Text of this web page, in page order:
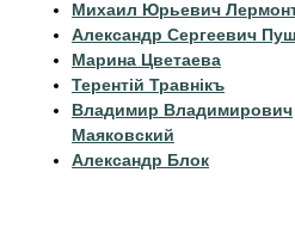
Михаил Юрьевич
Александр Сергеевич
Марина Цветаева
Терентiй Травнiкъ
Владимир Владимирович
Маяковский
Александр Блок